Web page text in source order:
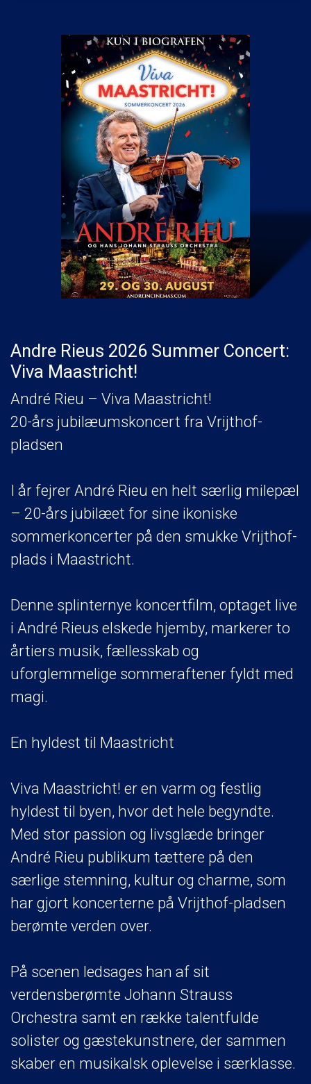
Andre Rieus 2026 Summer Concert:
Viva Maastricht!
André Rieu – Viva Maastricht!
20-års jubilæumskoncert fra Vrijthof-
pladsen
I år fejrer André Rieu en helt særlig milepæl
– 20-års jubilæet for sine ikoniske
sommerkoncerter på den smukke Vrijthof-
plads i Maastricht.
Denne splinternye koncertfilm, optaget live
i André Rieus elskede hjemby, markerer to
årtiers musik, fællesskab og
uforglemmelige sommeraftener fyldt med
magi.
En hyldest til Maastricht
Viva Maastricht! er en varm og festlig
hyldest til byen, hvor det hele begyndte.
Med stor passion og livsglæde bringer
André Rieu publikum tættere på den
særlige stemning, kultur og charme, som
har gjort koncerterne på Vrijthof-pladsen
berømte verden over.
På scenen ledsages han af sit
verdensberømte Johann Strauss
Orchestra samt en række talentfulde
solister og gæstekunstnere, der sammen
skaber en musikalsk oplevelse i særklasse.